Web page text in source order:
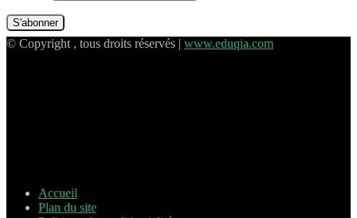
© Copyright , tous droits réservés | www.eduqia.com
Accueil
Plan du site